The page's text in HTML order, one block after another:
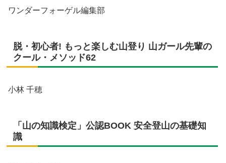
ワンダーフォーゲル編集部
脱・初心者! もっと楽しむ山登り 山ガール先輩の
クール・メソッド62
小林 千穂
「山の知識検定」公認BOOK 安全登山の基礎知
識